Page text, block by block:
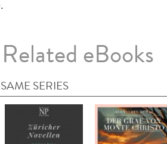
Related eBooks
SERIES